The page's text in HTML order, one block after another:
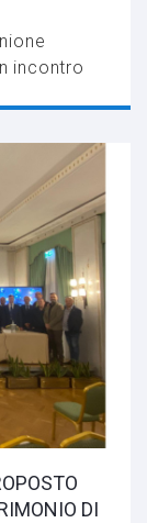
incontro
DI